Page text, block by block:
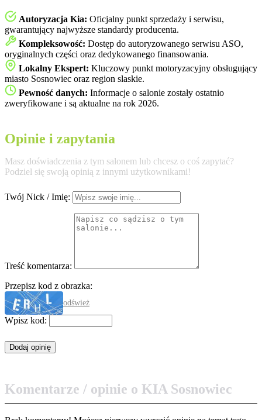
Autoryzacja Kia: Oficjalny punkt sprzedaży i serwisu,
gwarantujący najwyższe standardy producenta.
Kompleksowość: Dostęp do autoryzowanego serwisu ASO,
oryginalnych części oraz dedykowanego finansowania.
Lokalny Ekspert: Kluczowy punkt motoryzacyjny obsługujący
miasto Sosnowiec oraz region slaskie.
Pewność danych: Informacje o salonie zostały ostatnio
zweryfikowane i są aktualne na rok 2026.
Opinie i zapytania
Masz doświadczenia z tym salonem lub chcesz o coś zapytać?
Podziel się swoją opinią z innymi użytkownikami!
Twój Nick / Imię:
Treść komentarza:
Przepisz kod z obrazka:
odśwież
Wpisz kod:
Komentarze / opinie o KIA Sosnowiec